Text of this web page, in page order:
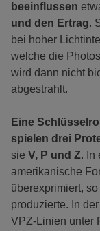
beeinflussen
und den Ertrag.
bei hoher
welche die
wird dann nicht
abgestrahlt.
Eine
spielen drei
sie V, P und Z. In
amerikanische
überexprimiert,
produzierte. In
VPZ-Linien unter